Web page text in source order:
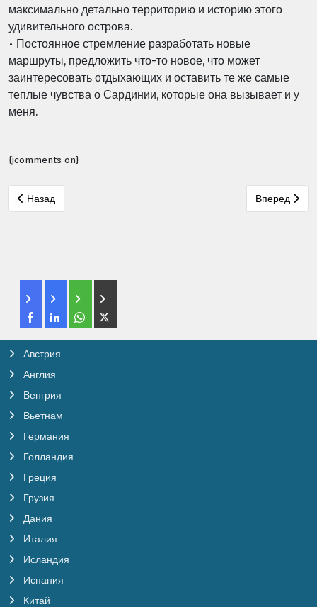
максимально детально территорию и историю этого
удивительного острова.
• Постоянное стремление разработать новые
маршруты, предложить что-то новое, что может
заинтересовать отдыхающих и оставить те же самые
теплые чувства о Сардинии, которые она вызывает и у
меня.
{jcomments on}
Предыдущий: Валентина Чейми
Назад Следующий:
Вперед
Австрия
Англия
Венгрия
Вьетнам
Германия
Голландия
Греция
Грузия
Дания
Италия
Исландия
Испания
Китай